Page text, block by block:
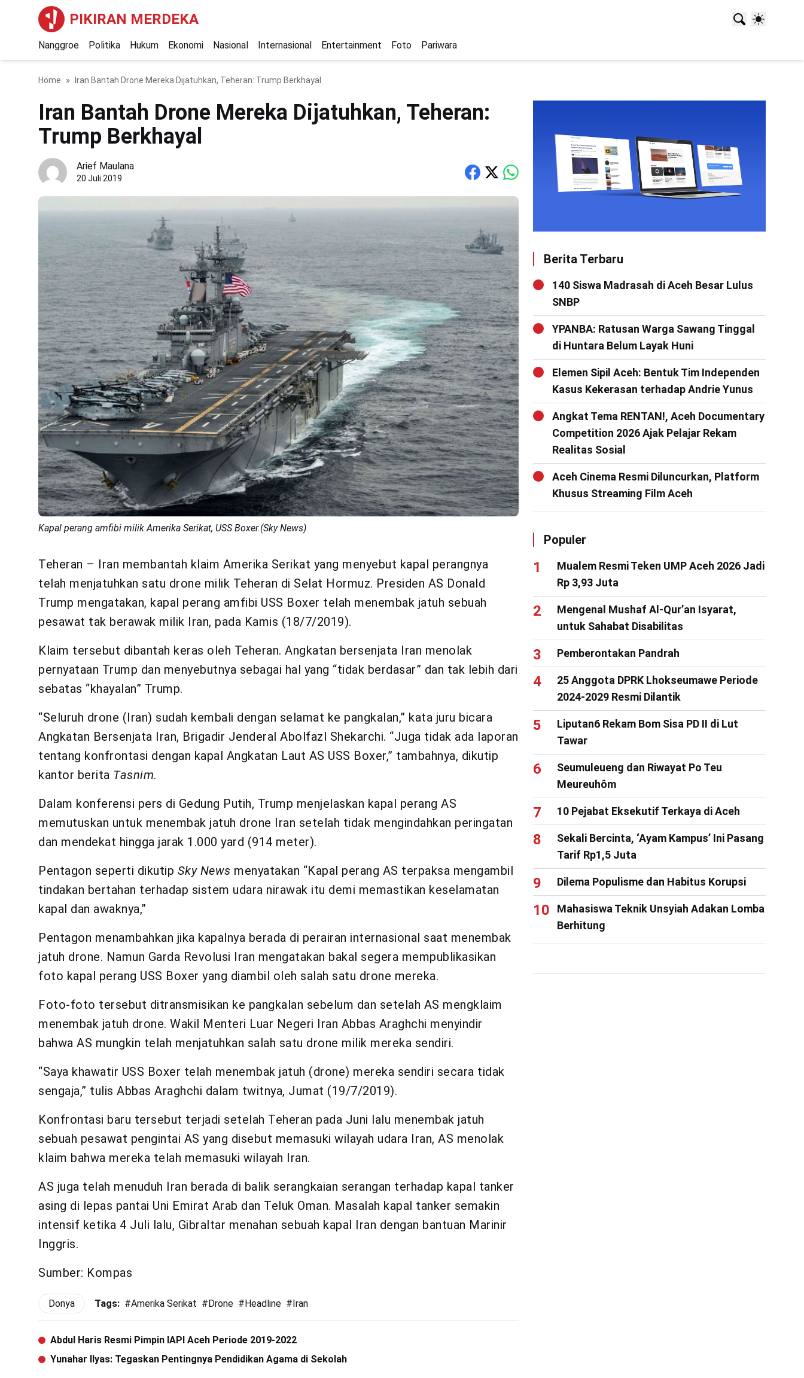
PIKIRAN MERDEKA
Nanggroe Politika Hukum Ekonomi Nasional Internasional Entertainment Foto Pariwara
Home Iran Bantah Drone Mereka Dijatuhkan, Teheran: Trump Berkhayal
Iran Bantah Drone Mereka Dijatuhkan, Teheran:
Trump Berkhayal
Arief Maulana
20 Juli 2019
Kapal perang amfibi milik Amerika Serikat, USS Boxer.(Sky News)
Teheran – Iran membantah klaim Amerika Serikat yang menyebut kapal perangnya
telah menjatuhkan satu drone milik Teheran di Selat Hormuz. Presiden AS Donald
Trump mengatakan, kapal perang amfibi USS Boxer telah menembak jatuh sebuah
pesawat tak berawak milik Iran, pada Kamis (18/7/2019).
Klaim tersebut dibantah keras oleh Teheran. Angkatan bersenjata Iran menolak
pernyataan Trump dan menyebutnya sebagai hal yang “tidak berdasar” dan tak lebih dari
sebatas “khayalan” Trump.
“Seluruh drone (Iran) sudah kembali dengan selamat ke pangkalan,” kata juru bicara
Angkatan Bersenjata Iran, Brigadir Jenderal Abolfazl Shekarchi. “Juga tidak ada laporan
tentang konfrontasi dengan kapal Angkatan Laut AS USS Boxer,” tambahnya, dikutip
kantor berita Tasnim.
Dalam konferensi pers di Gedung Putih, Trump menjelaskan kapal perang AS
memutuskan untuk menembak jatuh drone Iran setelah tidak mengindahkan peringatan
dan mendekat hingga jarak 1.000 yard (914 meter).
Pentagon seperti dikutip Sky News menyatakan “Kapal perang AS terpaksa mengambil
tindakan bertahan terhadap sistem udara nirawak itu demi memastikan keselamatan
kapal dan awaknya,”
Pentagon menambahkan jika kapalnya berada di perairan internasional saat menembak
jatuh drone. Namun Garda Revolusi Iran mengatakan bakal segera mempublikasikan
foto kapal perang USS Boxer yang diambil oleh salah satu drone mereka.
Foto-foto tersebut ditransmisikan ke pangkalan sebelum dan setelah AS mengklaim
menembak jatuh drone. Wakil Menteri Luar Negeri Iran Abbas Araghchi menyindir
bahwa AS mungkin telah menjatuhkan salah satu drone milik mereka sendiri.
“Saya khawatir USS Boxer telah menembak jatuh (drone) mereka sendiri secara tidak
sengaja,” tulis Abbas Araghchi dalam twitnya, Jumat (19/7/2019).
Konfrontasi baru tersebut terjadi setelah Teheran pada Juni lalu menembak jatuh
sebuah pesawat pengintai AS yang disebut memasuki wilayah udara Iran, AS menolak
klaim bahwa mereka telah memasuki wilayah Iran.
AS juga telah menuduh Iran berada di balik serangkaian serangan terhadap kapal tanker
asing di lepas pantai Uni Emirat Arab dan Teluk Oman. Masalah kapal tanker semakin
intensif ketika 4 Juli lalu, Gibraltar menahan sebuah kapal Iran dengan bantuan Marinir
Inggris.
Sumber: Kompas
Donya Tags: #Amerika Serikat #Drone #Headline #Iran
Abdul Haris Resmi Pimpin IAPI Aceh Periode 2019-2022
Yunahar Ilyas: Tegaskan Pentingnya Pendidikan Agama di Sekolah
Berita Terbaru
140 Siswa Madrasah di Aceh Besar Lulus
SNBP
YPANBA: Ratusan Warga Sawang Tinggal
di Huntara Belum Layak Huni
Elemen Sipil Aceh: Bentuk Tim Independen
Kasus Kekerasan terhadap Andrie Yunus
Angkat Tema RENTAN!, Aceh Documentary
Competition 2026 Ajak Pelajar Rekam
Realitas Sosial
Aceh Cinema Resmi Diluncurkan, Platform
Khusus Streaming Film Aceh
Populer
Mualem Resmi Teken UMP Aceh 2026 Jadi
Rp 3,93 Juta
Mengenal Mushaf Al-Qur’an Isyarat,
untuk Sahabat Disabilitas
Pemberontakan Pandrah
25 Anggota DPRK Lhokseumawe Periode
2024-2029 Resmi Dilantik
Liputan6 Rekam Bom Sisa PD II di Lut
Tawar
Seumuleueng dan Riwayat Po Teu
Meureuhôm
10 Pejabat Eksekutif Terkaya di Aceh
Sekali Bercinta, ‘Ayam Kampus’ Ini Pasang
Tarif Rp1,5 Juta
Dilema Populisme dan Habitus Korupsi
Mahasiswa Teknik Unsyiah Adakan Lomba
Berhitung